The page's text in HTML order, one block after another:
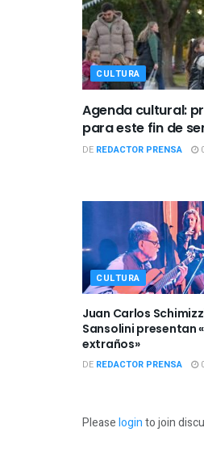
CULTURA
Agenda cultural:
para este fin de
DE REDACTOR PRENSA
CULTURA
Juan Carlos
Sansolini presentan
extraños»
DE REDACTOR PRENSA
Pleaseloginto join